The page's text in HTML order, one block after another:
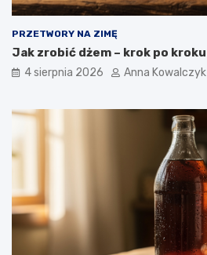
PRZETWORY NA ZIMĘ
Jak zrobić dżem – krok po kroku
4 sierpnia 2026 Anna Kowalczyk